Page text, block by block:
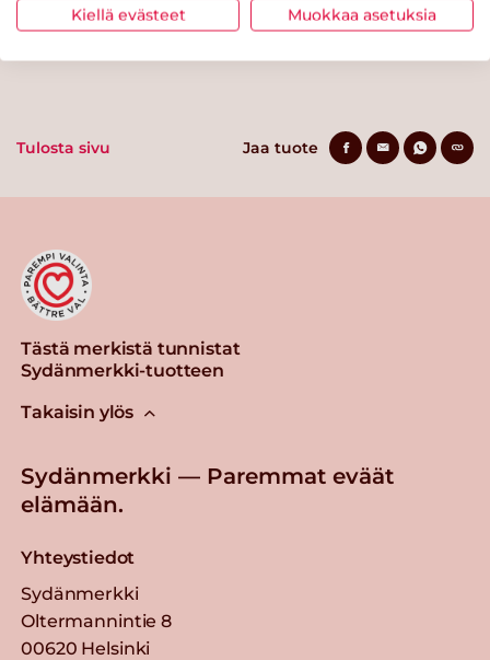
Tulosta sivu Jaa tuote
Tästä merkistä tunnistat
Sydänmerkki-tuotteen
Takaisin ylös
Sydänmerkki — Paremmat eväät
elämään.
Yhteystiedot
Sydänmerkki
Oltermannintie 8
00620 Helsinki
Kiellä evästeet Muokkaa asetuksia